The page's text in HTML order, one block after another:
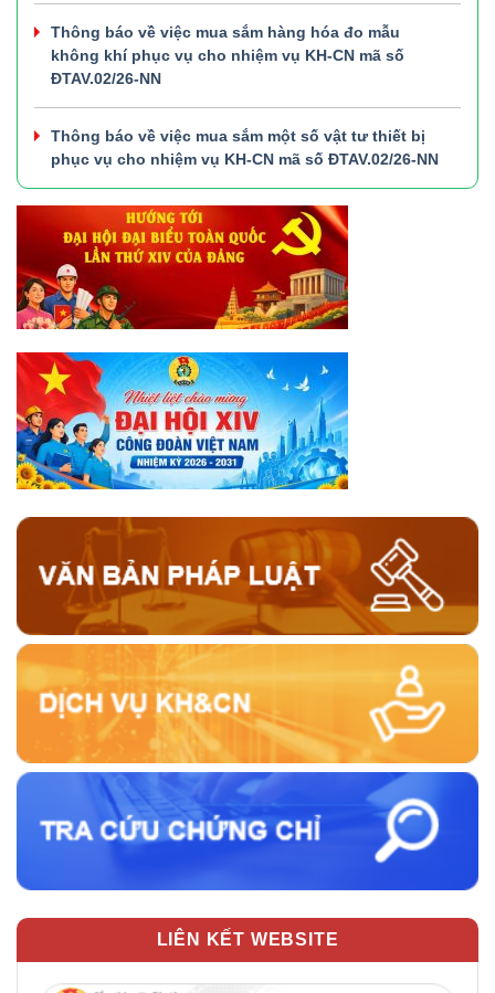
Thông báo về việc mua sắm hàng hóa đo mẫu
không khí phục vụ cho nhiệm vụ KH-CN mã số
ĐTAV.02/26-NN
Thông báo về việc mua sắm một số vật tư thiết bị
phục vụ cho nhiệm vụ KH-CN mã số ĐTAV.02/26-NN
LIÊN KẾT WEBSITE